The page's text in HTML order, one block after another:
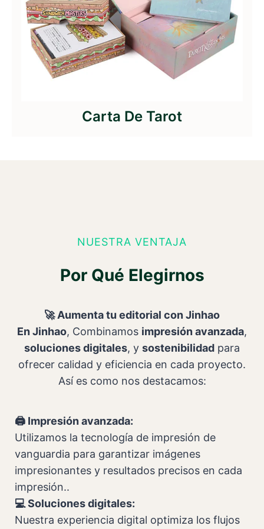
Carta De Tarot
NUESTRA VENTAJA
Por Qué Elegirnos
🚀 Aumenta tu editorial con Jinhao
En Jinhao, Combinamos impresión avanzada,
soluciones digitales, y sostenibilidad para
ofrecer calidad y eficiencia en cada proyecto.
Así es como nos destacamos:
🖨️ Impresión avanzada:
Utilizamos la tecnología de impresión de
vanguardia para garantizar imágenes
impresionantes y resultados precisos en cada
impresión..
💻 Soluciones digitales:
Nuestra experiencia digital optimiza los flujos